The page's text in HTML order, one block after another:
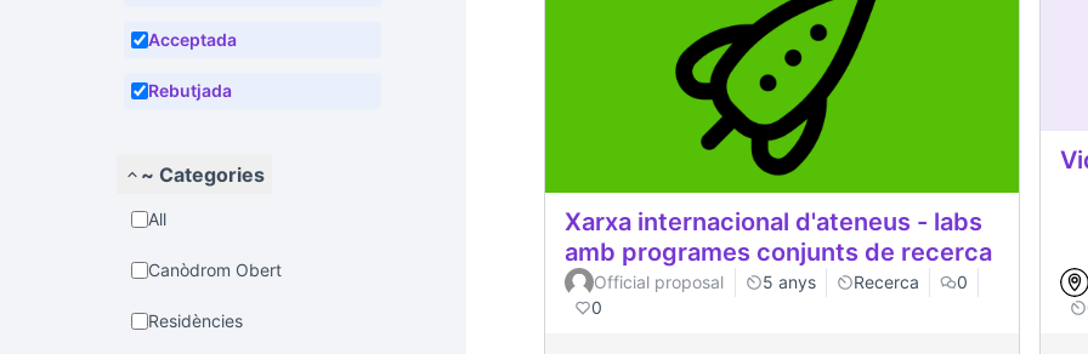
Acceptada
Rebutjada
~ Categories
All
Canòdrom Obert
Residències
Xarxa internacional d'ateneus - labs
amb programes conjunts de recerca
Official proposal 5 anys Recerca
0
0